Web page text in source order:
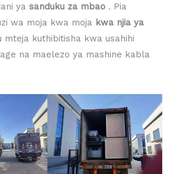
ya sanduku za mbao . Pia
wa moja kwa moja kwa njia ya
mteja kuthibitisha kwa usahihi
na maelezo ya mashine kabla